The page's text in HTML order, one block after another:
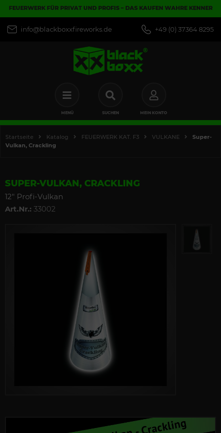
FEUERWERK FÜR PRIVAT UND PROFIS – DAS KAUFEN WAHRE KENNER
info@blackboxxfireworks.de +49 (0) 37364 8295
MENÜ SUCHEN MEIN KONTO
Startseite Katalog FEUERWERK KAT. F3 VULKANE
Super-
Vulkan, Crackling
SUPER-VULKAN, CRACKLING
12" Profi-Vulkan
Art.Nr.: 33002